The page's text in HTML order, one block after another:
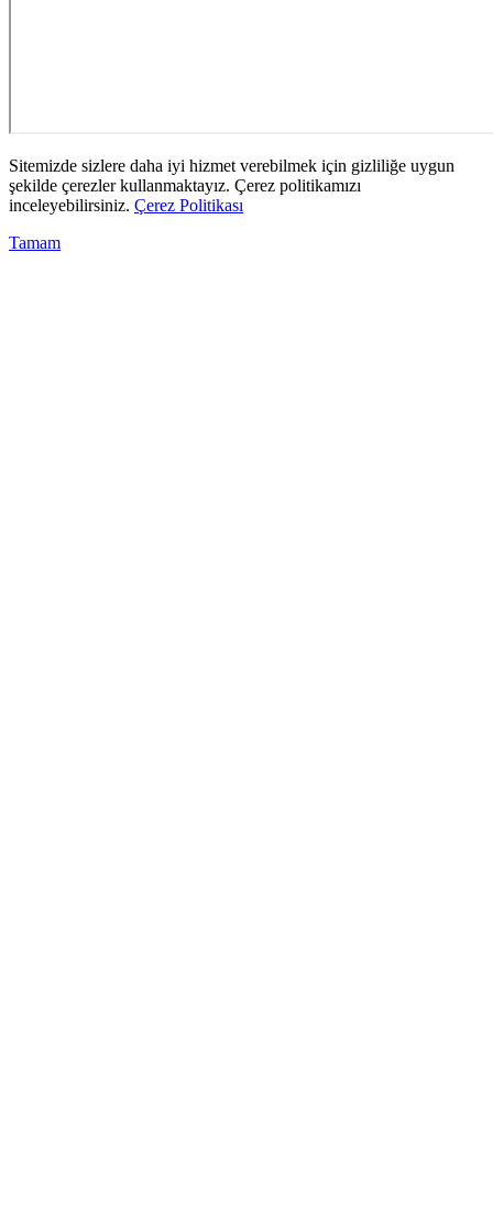
Sitemizde sizlere daha iyi hizmet verebilmek için gizliliğe uygun
şekilde çerezler kullanmaktayız. Çerez politikamızı
inceleyebilirsiniz. Çerez Politikası
Tamam